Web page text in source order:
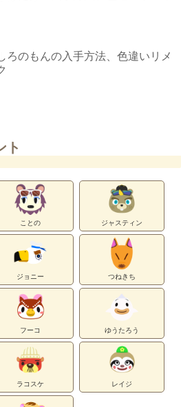
ろのもんの入手方法、色違いリメ
ト
ことの ジャスティン
ジョニー つねきち
フーコ ゆうたろう
ラコスケ レイジ